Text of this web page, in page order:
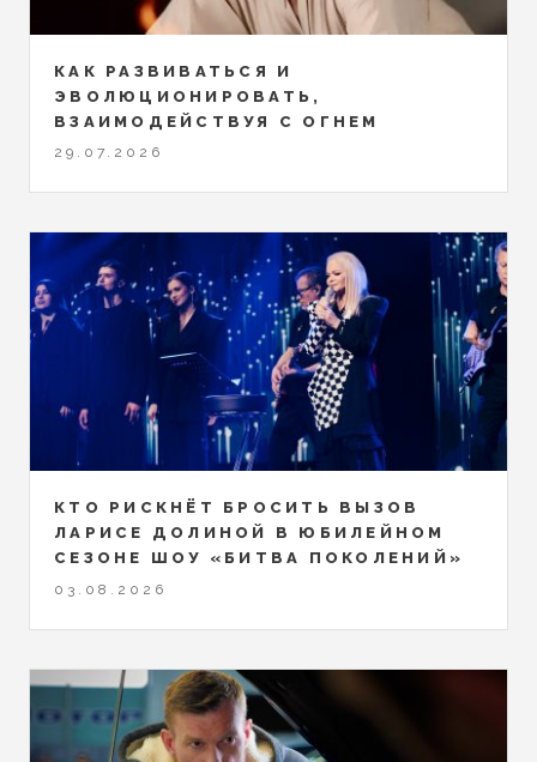
КАК РАЗВИВАТЬСЯ И
ЭВОЛЮЦИОНИРОВАТЬ,
ВЗАИМОДЕЙСТВУЯ С ОГНЕМ
29.07.2026
КТО РИСКНЁТ БРОСИТЬ ВЫЗОВ
ЛАРИСЕ ДОЛИНОЙ В ЮБИЛЕЙНОМ
СЕЗОНЕ ШОУ «БИТВА ПОКОЛЕНИЙ»
03.08.2026